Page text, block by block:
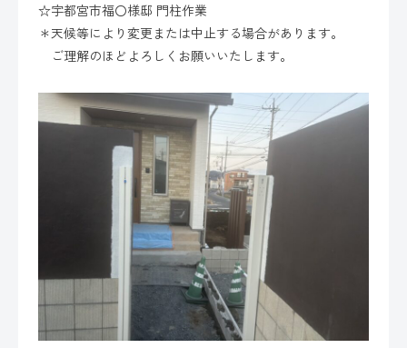
☆宇都宮市福〇様邸 門柱作業
＊天候等により変更または中止する場合があります。
ご理解のほどよろしくお願いいたします。